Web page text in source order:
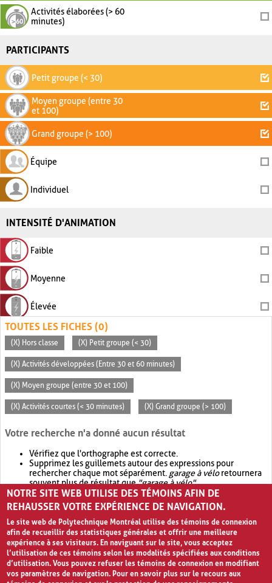
Activités élaborées (> 60
minutes)
PARTICIPANTS
Petit groupe (< 30)
Moyen groupe (entre 30
et 100)
Grand groupe (> 100)
Équipe
Individuel
INTENSITÉ D'ANIMATION
Faible
Moyenne
Élevée
TOUTES LES FICHES (0)
(X) Hors classe (X) Petit groupe (< 30)
(X) Activités développées (Entre 30 et 60 minutes)
(X) Moyen groupe (entre 30 et 100)
(X) Activités courtes (< 30 minutes) (X) Grand groupe (> 100)
Votre recherche n'a donné aucun résultat
Vérifiez que l'orthographe est correcte.
Supprimez les guillemets autour des expressions pour
rechercher chaque mot séparément. garage à véloretournera
souvent plus de résultat que"garage à vélo".
Envisagez d'élargir votre recherche avec OR.garage OR vélo
retournera souvent plus de résultat quegarage à vélo
NOTRE SITE WEB UTILISE DES TÉMOINS AFIN DE
REHAUSSER VOTRE EXPÉRIENCE DE NAVIGATION.
Le site web de Polytechnique Montréal utilise des témoins de connexion
afin de recueillir des statistiques générales et offrir une meilleure
expérience à ses visiteurs. En naviguant sur le site, vous acceptez
l’utilisation de ces témoins selon les modalités spécifiées aux conditions
d’utilisation. Vous pouvez refuser les témoins de connexion en modifiant
vos paramètres de navigation. Pour en savoir plus sur le recours aux